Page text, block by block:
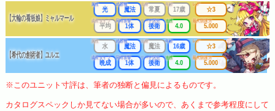
【大輪の看板娘】ミャルマール
属性
光
武器種
魔法
出身
常夏
年齢
17歳
成長タイプ
平均
同時攻撃
1体
リーチ区分
後衛
連携
4.0
レア
☆3
最大防護力
5.000
【希代の創術者】ユルエ
属性
水
武器種
魔法
出身
魔法
年齢
16歳
成長タイプ
晩成
同時攻撃
1体
リーチ区分
後衛
連携
4.0
レア
☆3
最大防護力
5.000
※このユニット寸評は、筆者の独断と偏見によるものです。
カタログスペックしか見てない場合が多いので、あくまで参考程度にして